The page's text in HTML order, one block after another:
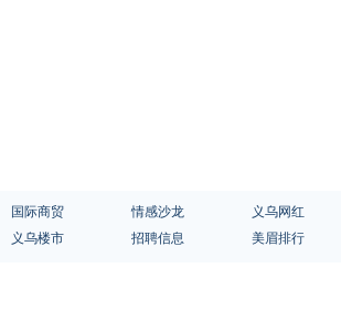
国际商贸 情感沙龙 义乌网红
义乌楼市 招聘信息 美眉排行